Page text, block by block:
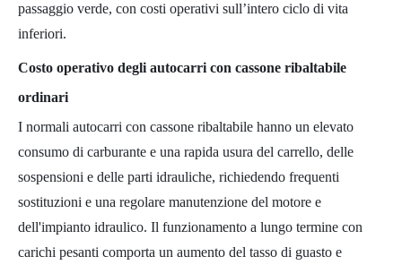
passaggio verde, con costi operativi sull’intero ciclo di vita
inferiori.
Costo operativo degli autocarri con cassone ribaltabile
ordinari
I normali autocarri con cassone ribaltabile hanno un elevato
consumo di carburante e una rapida usura del carrello, delle
sospensioni e delle parti idrauliche, richiedendo frequenti
sostituzioni e una regolare manutenzione del motore e
dell'impianto idraulico. Il funzionamento a lungo termine con
carichi pesanti comporta un aumento del tasso di guasto e